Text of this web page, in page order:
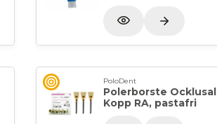
PoloDent
Polerborste Ocklusal
Kopp RA, pastafri